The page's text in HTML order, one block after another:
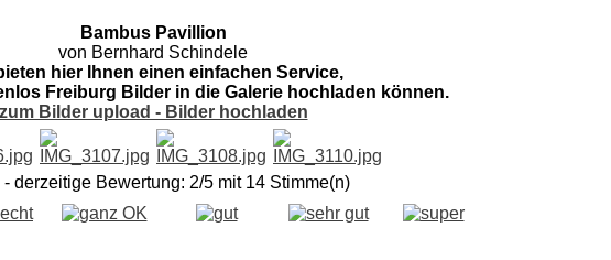
Bambus Pavillion
von Bernhard Schindele
hier Ihnen einen einfachen Service,
Freiburg Bilder in die Galerie hochladen können.
zum Bilder upload - Bilder hochladen
- derzeitige Bewertung: 2/5 mit 14 Stimme(n)